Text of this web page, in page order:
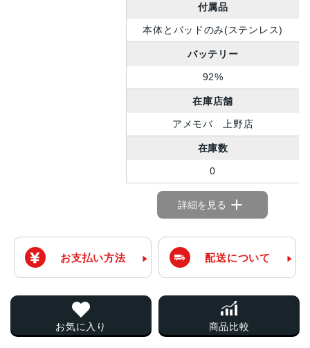
付属品
本体とバッドのみ(ステンレス)
バッテリー
92%
在庫店舗
アメモバ 上野店
在庫数
0
詳細を見る
お支払い方法 配送について
お気に入り 商品比較